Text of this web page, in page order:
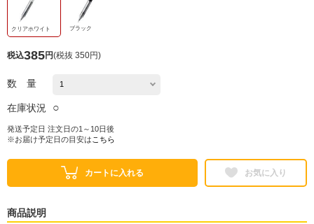
クリアホワイト ブラック
税込385円(税抜 350円)
数 量
在庫状況 ○
発送予定日 注文日の1～10日後
※お届け予定日の目安は こちら
カートに入れる お気に入り
商品説明